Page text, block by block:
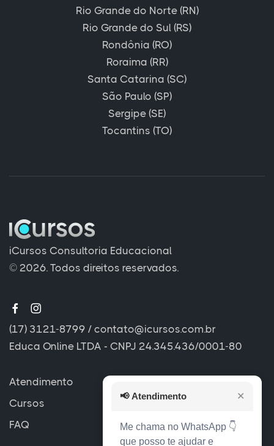
Rio Grande do Norte (RN)
Rio Grande do Sul (RS)
Rondônia (RO)
Roraima (RR)
Santa Catarina (SC)
São Paulo (SP)
Sergipe (SE)
Tocantins (TO)
iCursos Consultoria Educacional
© 2026. Todos direitos reservados.
(17) 3121-8799 / contato@icursos.com.br
Educa Online LTDA - CNPJ 24.345.436/0001-80
Atendimento
Cursos
FAQ
📢 Atendimento ✕
Me chama no WhatsApp 👇
que posso te ajudar e